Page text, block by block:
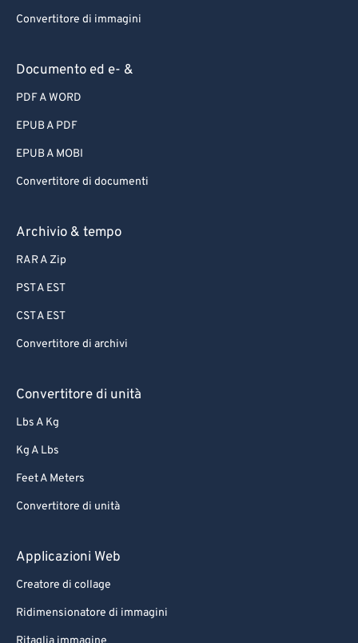
Convertitore di immagini
Documento ed e- &
PDF A WORD
EPUB A PDF
EPUB A MOBI
Convertitore di documenti
Archivio & tempo
RAR A Zip
PST A EST
CST A EST
Convertitore di archivi
Convertitore di unità
Lbs A Kg
Kg A Lbs
Feet A Meters
Convertitore di unità
Applicazioni Web
Creatore di collage
Ridimensionatore di immagini